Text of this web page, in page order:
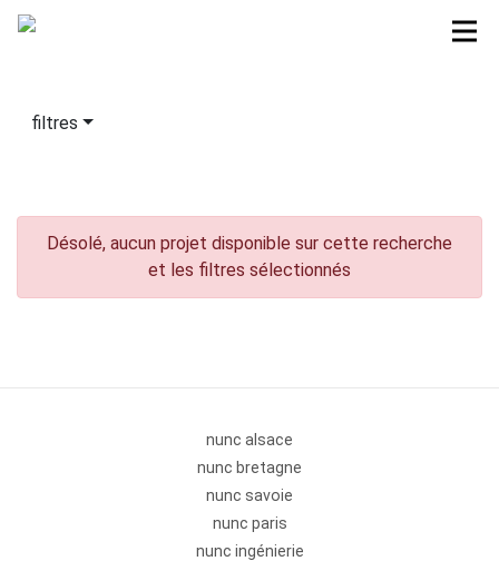
filtres
Désolé, aucun projet disponible sur cette recherche
et les filtres sélectionnés
nunc alsace
nunc bretagne
nunc savoie
nunc paris
nunc ingénierie